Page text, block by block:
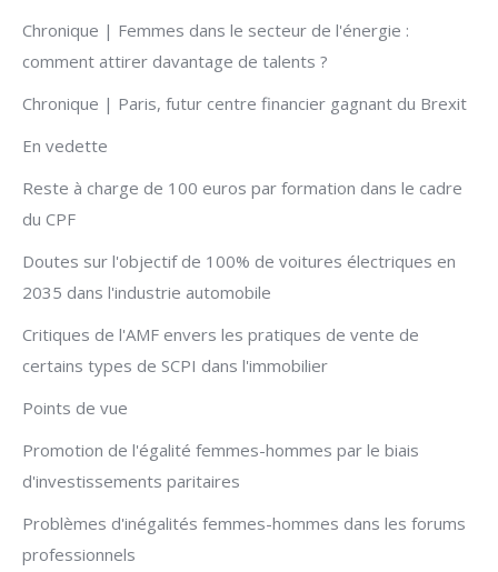
Chronique | Femmes dans le secteur de l'énergie :
comment attirer davantage de talents ?
Chronique | Paris, futur centre financier gagnant du Brexit
En vedette
Reste à charge de 100 euros par formation dans le cadre
du CPF
Doutes sur l'objectif de 100% de voitures électriques en
2035 dans l'industrie automobile
Critiques de l'AMF envers les pratiques de vente de
certains types de SCPI dans l'immobilier
Points de vue
Promotion de l'égalité femmes-hommes par le biais
d'investissements paritaires
Problèmes d'inégalités femmes-hommes dans les forums
professionnels